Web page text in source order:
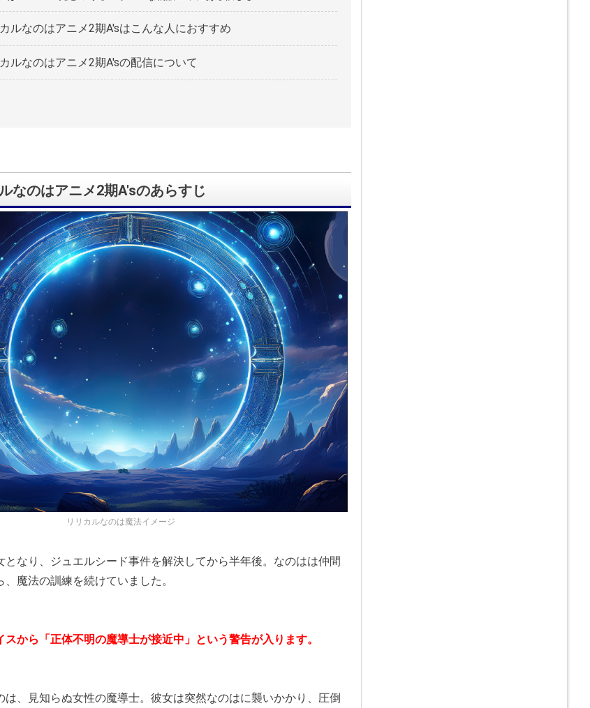
ルなのはアニメ2期A'sはこんな人におすすめ
ルなのはアニメ2期A'sの配信について
なのはアニメ2期A'sのあらすじ
リリカルなのは魔法イメージ
となり、ジュエルシード事件を解決してから半年後。なのはは仲間
魔法の訓練を続けていました。
スから「正体不明の魔導士が接近中」という警告が入ります。
は、見知らぬ女性の魔導士。彼女は突然なのはに襲いかかり、圧倒